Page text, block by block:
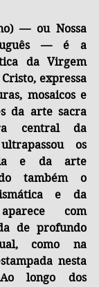
— ou Nossa
— é a
da Virgem
expressa
mosaicos e
da arte sacra
central da
os
e da arte
também o
e da
com
de profundo
como na
nesta
longo dos